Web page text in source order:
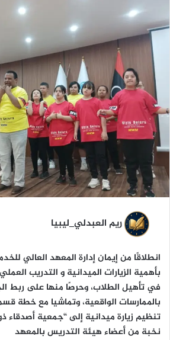
ب
ر
ي
د
ا
إ
ل
ك
و
ن
ا
ريم العبدلي_ليبيا
انطلاقًا من إيمان إدارة المعهد العالي
بأهمية الزيارات الميدانية و التدريب
في تأهيل الطلاب، وحرصًا منها على ربط
بالممارسات الواقعية، وتماشيا مع خطة
تنظيم زيارة ميدانية إلى “جمعية
نخبة من أعضاء هيئة التدريس بالمعهد